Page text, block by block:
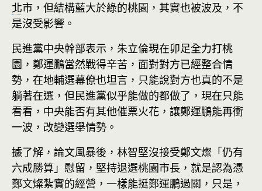
北市，但結構藍大於綠的桃園，其實也被波及，不
是沒受影響。
民進黨中央幹部表示，朱立倫現在卯足全力打桃
園，鄭運鵬當然戰得辛苦，面對對方已經整合情
勢，在地輔選幕僚也坦言，只能說對方也真的不是
躺著在選，但民進黨似乎能做的都做了，現在只能
看看，中央能否有其他催票火花，讓鄭運鵬能再衝
一波，改變選舉情勢。
據了解，論文風暴後，林智堅沒接受鄭文燦「仍有
六成勝算」慰留，堅持退選桃園市長，就是認為憑
鄭文燦紮實的經營，一樣能挺鄭運鵬過關，只是，